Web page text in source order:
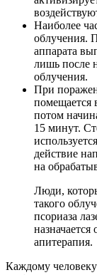
Наиболее
облучения.
аппарата
лишь после
облучения.
При
помещается
потом
15 минут.
действие
на
Люди,
такого
псориаза
назначается
апитерапия.
Каждому